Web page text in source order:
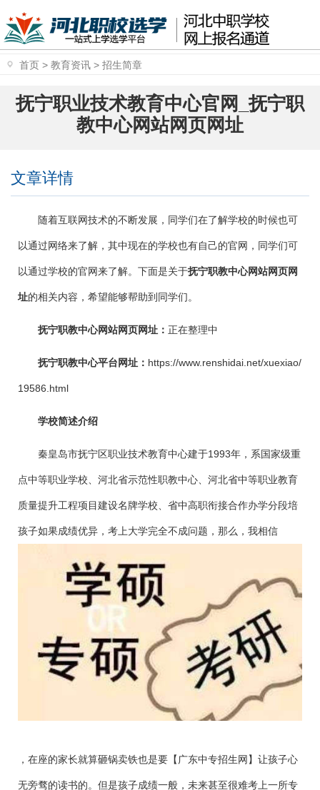
首页 > 教育资讯 > 招生简章
抚宁职业技术教育中心官网_抚宁职
教中心网站网页网址
文章详情
随着互联网技术的不断发展，同学们在了解学校的时候也可
以通过网络来了解，其中现在的学校也有自己的官网，同学们可
以通过学校的官网来了解。下面是关于抚宁职教中心网站网页网
址的相关内容，希望能够帮助到同学们。
抚宁职教中心网站网页网址： 正在整理中
抚宁职教中心平台网址： https://www.renshidai.net/xuexiao/
19586.html
学校简述介绍
秦皇岛市抚宁区职业技术教育中心建于1993年，系国家级重
点中等职业学校、河北省示范性职教中心、河北省中等职业教育
质量提升工程项目建设名牌学校、省中高职衔接合作办学分段培
孩子如果成绩优异，考上大学完全不成问题，那么，我相信
，在座的家长就算砸锅卖铁也是要【广东中专招生网】让孩子心
无旁骛的读书的。但是孩子成绩一般，未来甚至很难考上一所专